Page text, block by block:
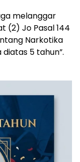
melanggar
(2) Jo Pasal 144
Narkotika
5 tahun”.